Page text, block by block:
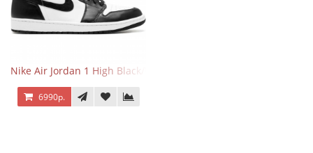
Nike Air Jordan 1 High Black/White
6990р.